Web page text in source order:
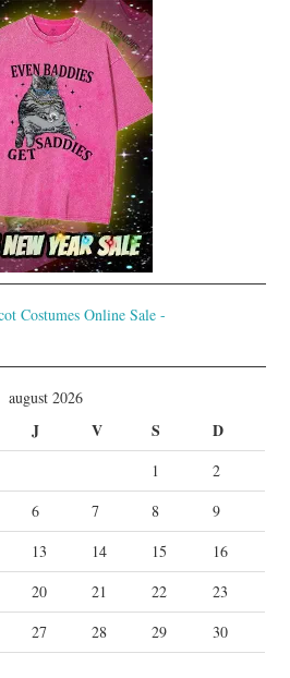
august 2026
J V S D
1
2
6 7 8
9
13 14 15
16
20 21 22
23
27 28 29
30